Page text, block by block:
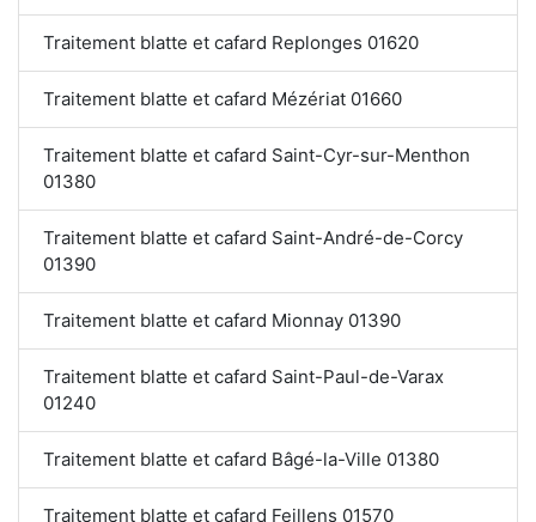
Traitement blatte et cafard Replonges 01620
Traitement blatte et cafard Mézériat 01660
Traitement blatte et cafard Saint-Cyr-sur-Menthon
01380
Traitement blatte et cafard Saint-André-de-Corcy
01390
Traitement blatte et cafard Mionnay 01390
Traitement blatte et cafard Saint-Paul-de-Varax
01240
Traitement blatte et cafard Bâgé-la-Ville 01380
Traitement blatte et cafard Feillens 01570